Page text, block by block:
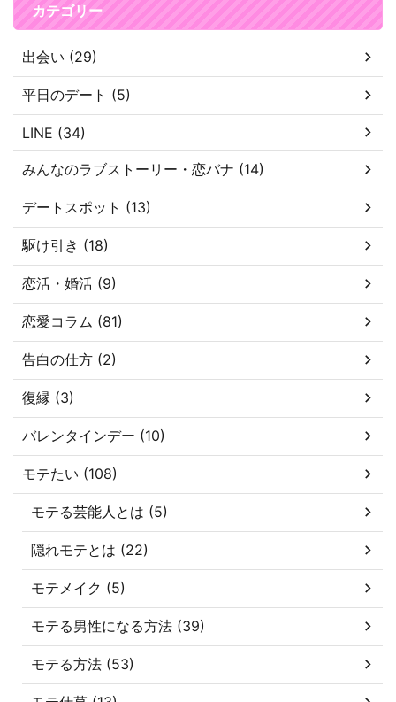
カテゴリー
出会い (29)
平日のデート (5)
LINE (34)
みんなのラブストーリー・恋バナ (14)
デートスポット (13)
駆け引き (18)
恋活・婚活 (9)
恋愛コラム (81)
告白の仕方 (2)
復縁 (3)
バレンタインデー (10)
モテたい (108)
モテる芸能人とは (5)
隠れモテとは (22)
モテメイク (5)
モテる男性になる方法 (39)
モテる方法 (53)